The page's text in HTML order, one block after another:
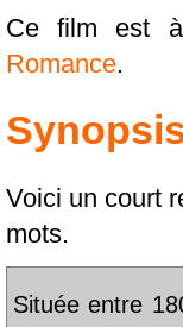
Ce film est
Romance.
Voici un court
mots.
Située entre